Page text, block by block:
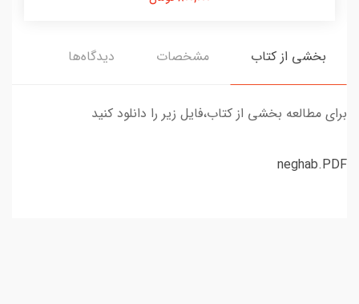
بخشی از کتاب مشخصات دیدگاه‌ها
برای مطالعه بخشی از کتاب،فایل زیر را دانلود کنید
neghab.PDF